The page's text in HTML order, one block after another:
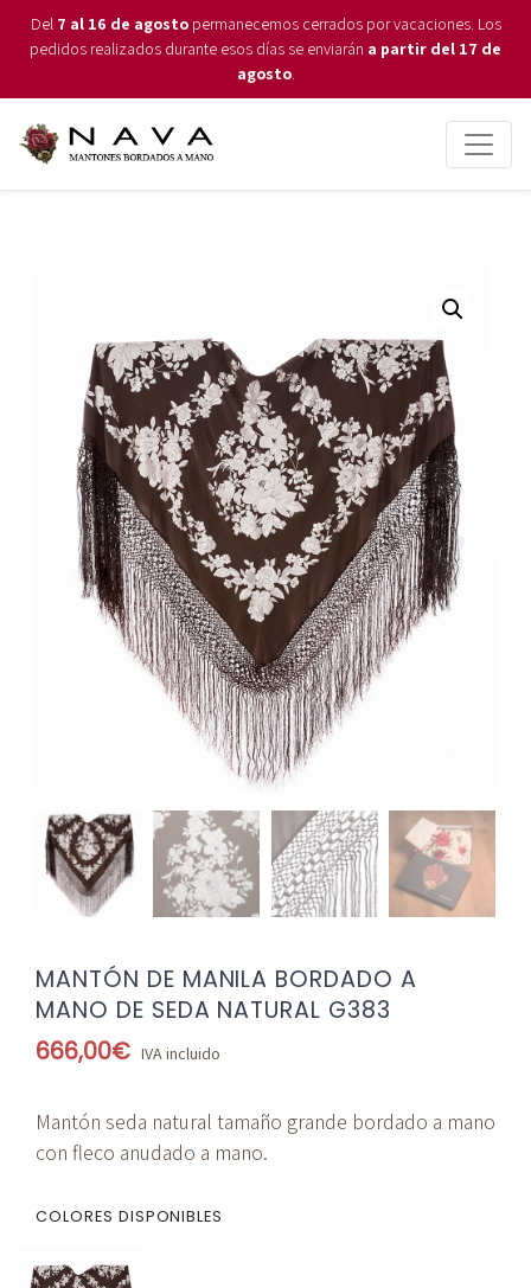
Del 7 al 16 de agostopermanecemos cerrados por vacaciones. Los
pedidos realizados durante esos días se enviarán a partir del 17 de
agosto.
MANTÓN DE MANILA BORDADO A
MANO DE SEDA NATURAL G383
666,00€ IVA incluido
Mantón seda natural tamaño grande bordado a mano
con fleco anudado a mano.
COLORES DISPONIBLES